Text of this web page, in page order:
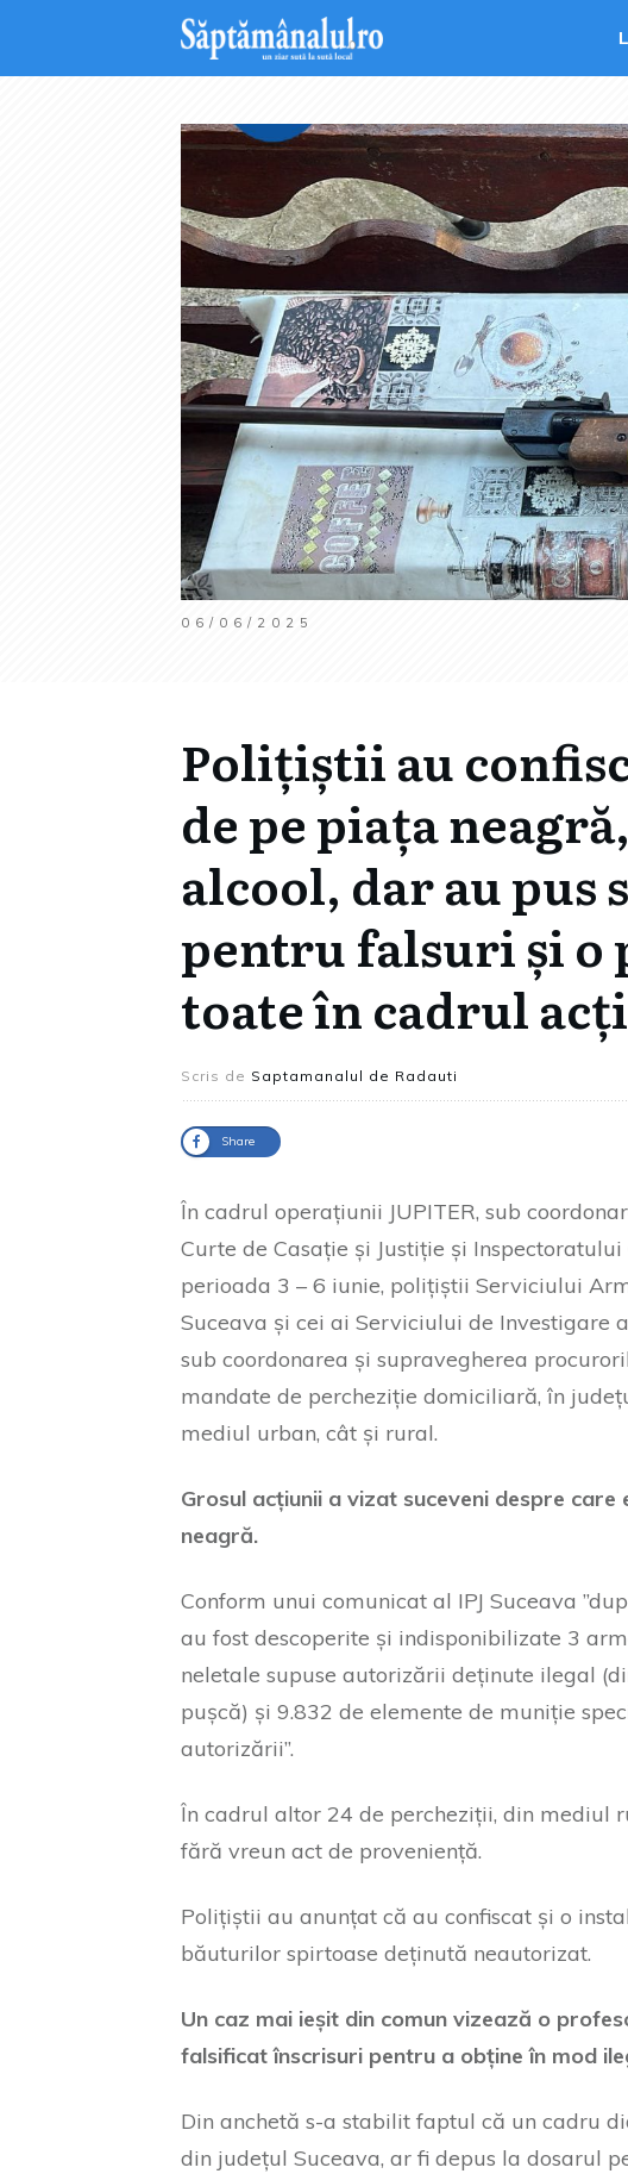
06/06/2025
Polițiștii au
de pe piața
alcool, dar au pus
pentru falsuri și o
toate în cadrul
Scris de Saptamanalul de Radauti
Share
În cadrul operațiunii JUPITER, sub
Curte de Casație și Justiție și
perioada 3 – 6 iunie, polițiștii Serviciului
Suceava și cei ai Serviciului de Investigare
sub coordonarea și supravegherea
mandate de percheziție domiciliară, în
mediul urban, cât și rural.
Grosul acțiunii a vizat suceveni despre
neagră.
Conform unui comunicat al IPJ Suceava
au fost descoperite și indisponibilizate 3
neletale supuse autorizării deținute ilegal
pușcă) și 9.832 de elemente de muniție
autorizării”.
În cadrul altor 24 de percheziții, din mediul
fără vreun act de proveniență.
Polițiștii au anunțat că au confiscat și o
băuturilor spirtoase deținută neautorizat.
Un caz mai ieșit din comun vizează o
falsificat înscrisuri pentru a obține în mod
Din anchetă s-a stabilit faptul că un cadru
din județul Suceava, ar fi depus la dosarul